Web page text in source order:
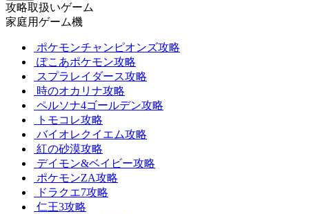
攻略取扱いゲーム
家庭用ゲーム機
ポケモンチャンピオンズ攻略
ぽこあポケモン攻略
スプラレイダース攻略
時のオカリナ攻略
ペルソナ4ゴールデン攻略
トモコレ攻略
バイオレクイエム攻略
紅の砂漠攻略
デイモン&ベイビー攻略
ポケモンZA攻略
ドラクエ7攻略
仁王3攻略